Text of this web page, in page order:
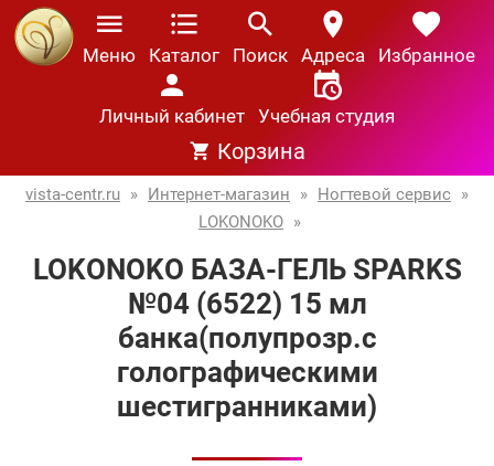
Меню Каталог Поиск Адреса Избранное
Личный кабинет Учебная студия
Корзина
vista-centr.ru » Интернет-магазин » Ногтевой сервис »
LOKONOKO »
LOKONOKO БАЗА-ГЕЛЬ SPARKS
№04 (6522) 15 мл
банка(полупрозр.с
голографическими
шестигранниками)